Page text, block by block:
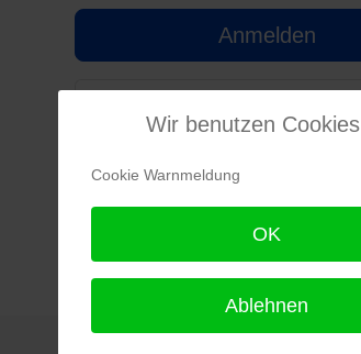
Anmelden
Noch kein Benutzerkonto erstellt?
Wir benutzen Cookies
Cookie Warnmeldung
OK
Ablehnen